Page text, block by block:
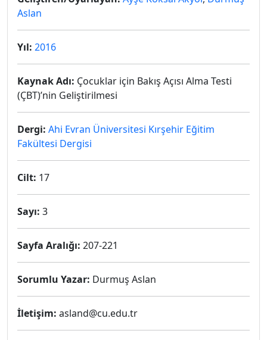
Aslan
Yıl: 2016
Kaynak Adı: Çocuklar için Bakış Açısı Alma Testi
(ÇBT)’nin Geliştirilmesi
Dergi: Ahi Evran Üniversitesi Kırşehir Eğitim
Fakültesi Dergisi
Cilt: 17
Sayı: 3
Sayfa Aralığı: 207-221
Sorumlu Yazar: Durmuş Aslan
İletişim: asland@cu.edu.tr